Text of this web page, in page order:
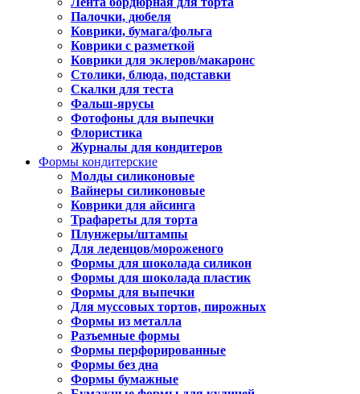
Палочки, дюбеля
Коврики, бумага/фольга
Коврики с разметкой
Коврики для эклеров/макаронс
Столики, блюда, подставки
Скалки для теста
Фальш-ярусы
Фотофоны для выпечки
Флористика
Журналы для кондитеров
Формы кондитерские
Молды силиконовые
Вайнеры силиконовые
Коврики для айсинга
Трафареты для торта
Плунжеры/штампы
Для леденцов/мороженого
Формы для шоколада силикон
Формы для шоколада пластик
Формы для выпечки
Для муссовых тортов, пирожных
Формы из металла
Разъемные формы
Формы перфорированные
Формы без дна
Формы бумажные